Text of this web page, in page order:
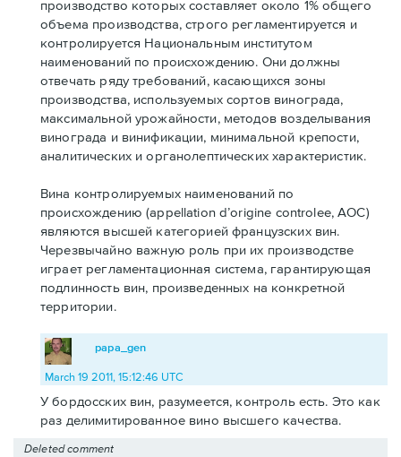
производство которых составляет около 1% общего
объема производства, строго регламентируется и
контролируется Национальным институтом
наименований по происхождению. Они должны
отвечать ряду требований, касающихся зоны
производства, используемых сортов винограда,
максимальной урожайности, методов возделывания
винограда и винификации, минимальной крепости,
аналитических и органолептических характеристик.
Вина контролируемых наименований по
происхождению (appellation d’origine cоntrolee, AOC)
являются высшей категорией французских вин.
Черезвычайно важную роль при их производстве
играет регламентационная система, гарантирующая
подлинность вин, произведенных на конкретной
территории.
papa_gen
March 19 2011, 15:12:46 UTC
У бордосских вин, разумеется, контроль есть. Это как
раз делимитированное вино высшего качества.
Deleted comment